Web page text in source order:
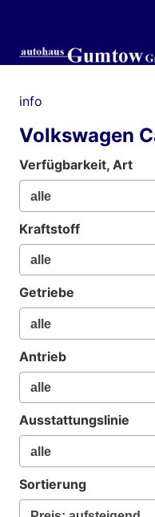
info
Volkswagen
Verfügbarkeit, Art
Kraftstoff
Getriebe
Antrieb
Ausstattungslinie
Sortierung